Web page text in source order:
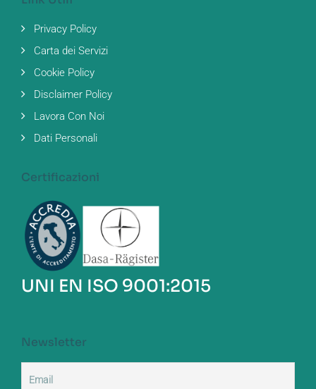
Privacy Policy
Carta dei Servizi
Cookie Policy
Disclaimer Policy
Lavora Con Noi
Dati Personali
Certificazioni
UNI EN ISO 9001:2015
Newsletter